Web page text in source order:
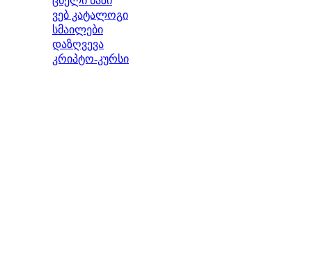
ვებ კატალოგი
სმაილები
დაზღვევა
კრიპტო-კურსი